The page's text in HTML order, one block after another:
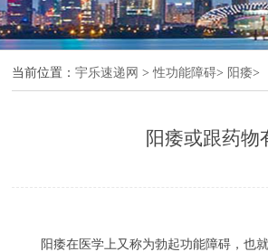
科学治疗方案
意事项
多少
当前位置： 宇乐速递网 >性功能障碍> 阳痿>
阳痿或跟药物
阳痿在医学上又称为勃起功能障碍，也